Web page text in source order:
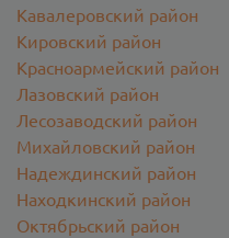
Кавалеровский район
Кировский район
Красноармейский район
Лазовский район
Лесозаводский район
Михайловский район
Надеждинский район
Находкинский район
Октябрьский район